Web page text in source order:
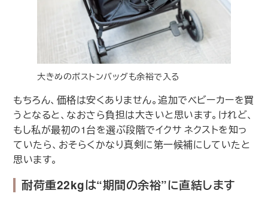
大きめのボストンバッグも余裕で入る
もちろん、価格は安くありません。追加でベビーカーを買
うとなると、なおさら負担は大きいと思います。けれど、
もし私が最初の1台を選ぶ段階でイクサ ネクストを知っ
ていたら、おそらくかなり真剣に第一候補にしていたと
思います。
耐荷重22kgは“期間の余裕”に直結します